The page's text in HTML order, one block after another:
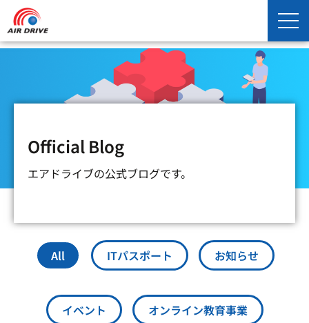
Official Blog
エアドライブの公式ブログです。
All ITパスポート お知らせ
イベント オンライン教育事業